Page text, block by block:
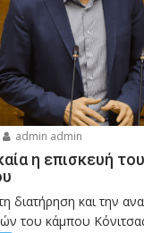
admin admin
η επισκευή
διατήρηση και την
του κάμπου Κόνιτσας